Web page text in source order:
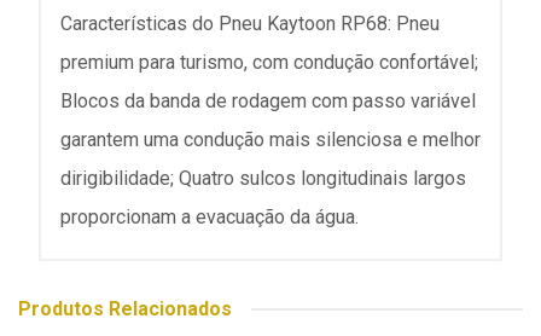
Características do Pneu Kaytoon RP68: Pneu
premium para turismo, com condução confortável;
Blocos da banda de rodagem com passo variável
garantem uma condução mais silenciosa e melhor
dirigibilidade; Quatro sulcos longitudinais largos
proporcionam a evacuação da água.
Produtos Relacionados